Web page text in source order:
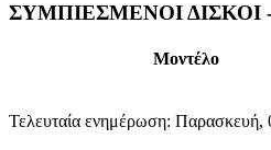
ΣΥΜΠΙΕΣΜΕΝΟΙ ΔΙΣΚΟΙ -
Μοντέλο
Τελευταία ενημέρωση: Παρασκευή,